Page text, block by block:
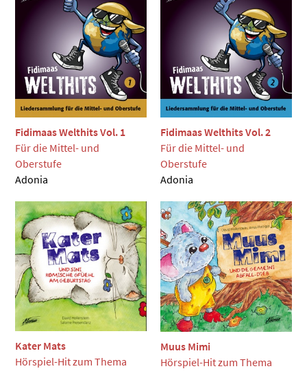
Fidimaas Welthits Vol. 1
Für die Mittel- und
Oberstufe
Adonia
Fidimaas Welthits Vol. 2
Für die Mittel- und
Oberstufe
Adonia
Kater Mats
Hörspiel-Hit zum Thema
Muus Mimi
Hörspiel-Hit zum Thema